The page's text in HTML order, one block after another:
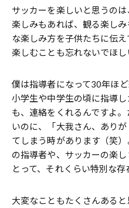
サッカーを楽しいと思うの
楽しみもあれば、観る楽し
な楽しみ方を子供たちに伝
楽しむことも忘れないでほし
僕は指導者になって30年ほ
小学生や中学生の頃に指導
も、連絡をくれるんですよ
いのに、「大我さん、あり
てしまう時があります（笑
の指導者や、サッカーの楽
とって、それくらい特別な存
大変なこともたくさんある